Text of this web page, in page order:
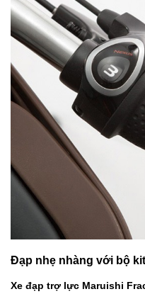
Đạp nhẹ nhàng với bộ
Xe đạp trợ lực Maruishi